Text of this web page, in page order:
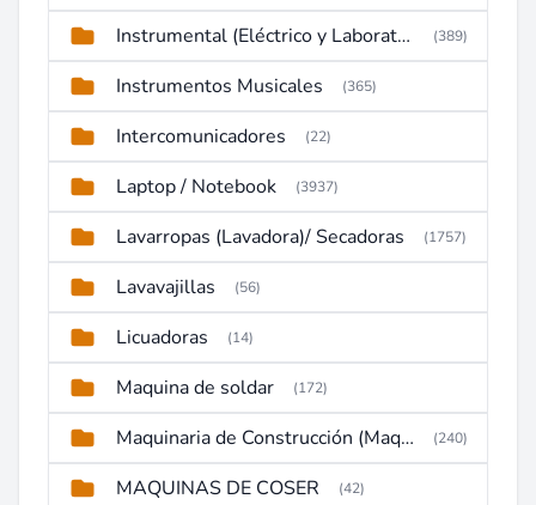
Instrumental (Eléctrico y Laboratorio) (389)
Instrumentos Musicales (365)
Intercomunicadores (22)
Laptop / Notebook (3937)
Lavarropas (Lavadora)/ Secadoras (1757)
Lavavajillas (56)
Licuadoras (14)
Maquina de soldar (172)
Maquinaria de Construcción (Maquinaria Pesada) (240)
MAQUINAS DE COSER (42)